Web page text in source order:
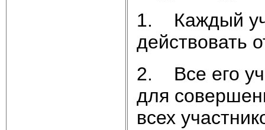
1. Каждый
действовать
2. Все его
для
всех